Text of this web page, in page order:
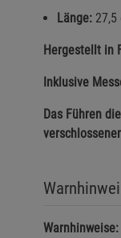
Länge: 27,5
Hergestellt in
Inklusive
Das Führen
Warnhinweise: